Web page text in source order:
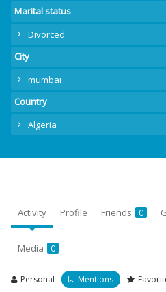
Marital status
Divorced
City
mumbai
Country
Algeria
Activity Profile Friends 0
Media 0
Personal Mentions